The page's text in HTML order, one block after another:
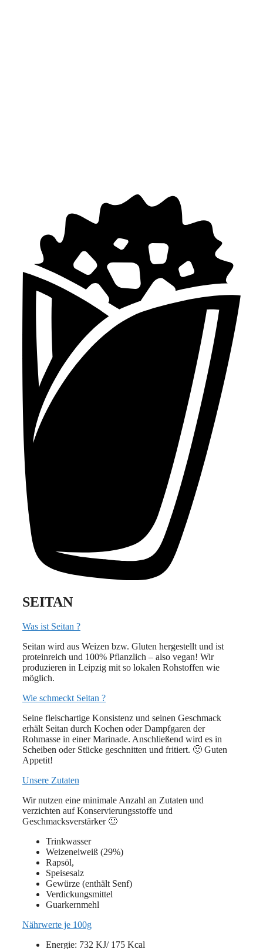
SEITAN
Was ist Seitan ?
Seitan wird aus Weizen bzw. Gluten hergestellt und ist
proteinreich und 100% Pflanzlich – also vegan! Wir
produzieren in Leipzig mit so lokalen Rohstoffen wie
möglich.
Wie schmeckt Seitan ?
Seine fleischartige Konsistenz und seinen Geschmack
erhält Seitan durch Kochen oder Dampfgaren der
Rohmasse in einer Marinade. Anschließend wird es in
Scheiben oder Stücke geschnitten und fritiert. 🙂 Guten
Appetit!
Unsere Zutaten
Wir nutzen eine minimale Anzahl an Zutaten und
verzichten auf Konservierungsstoffe und
Geschmacksverstärker 🙂
Trinkwasser
Weizeneiweiß (29%)
Rapsöl,
Speisesalz
Gewürze (enthält Senf)
Verdickungsmittel
Guarkernmehl
Nährwerte je 100g
Energie: 732 KJ/ 175 Kcal